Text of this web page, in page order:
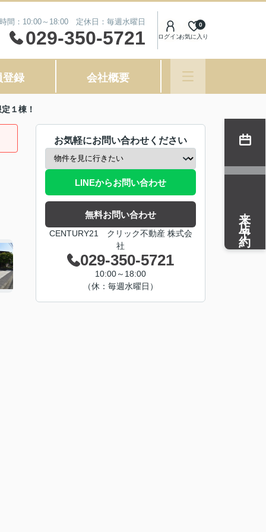
間：10:00～18:00 定休日：毎週水曜日
029-350-5721 ログインお気に入り
0
登録 会社概要
１棟！
お気軽にお問い合わせください
LINEからお問い合わせ
無料お問い合わせ
CENTURY21 クリック不動産 株式会
社
029-350-5721
10:00～18:00
（休：毎週水曜日）
来店予約